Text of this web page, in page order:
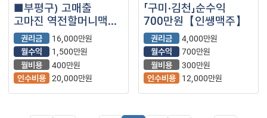
■부평구) 고매출
고마진 역전할머니맥주
매장을 소개합니다.■
권리금
16,000만원
월수익
1,500만원
월비용
400만원
인수비용 20,000만원
「구미·김천」순수익
700만원【인쌩맥주】
권리금
4,000만원
월수익
700만원
월비용
300만원
인수비용
12,000만원